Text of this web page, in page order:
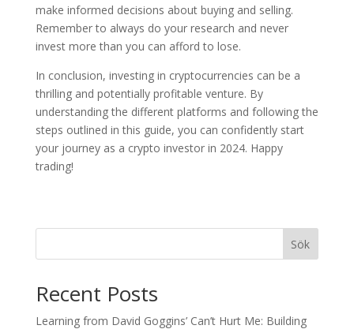
make informed decisions about buying and selling.
Remember to always do your research and never
invest more than you can afford to lose.
In conclusion, investing in cryptocurrencies can be a
thrilling and potentially profitable venture. By
understanding the different platforms and following the
steps outlined in this guide, you can confidently start
your journey as a crypto investor in 2024. Happy
trading!
Sök
Recent Posts
Learning from David Goggins’ Can’t Hurt Me: Building